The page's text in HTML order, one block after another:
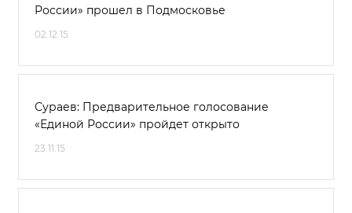
России» прошел в Подмосковье
02.12.15
Сураев: Предварительное голосование
«Единой России» пройдет открыто
23.11.15